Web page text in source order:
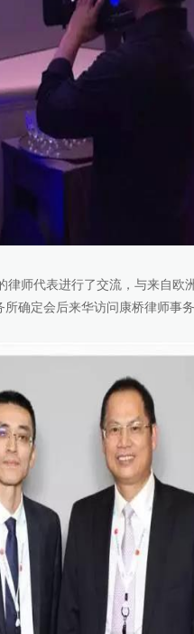
师代表进行了交流，与来自欧
确定会后来华访问康桥律师事